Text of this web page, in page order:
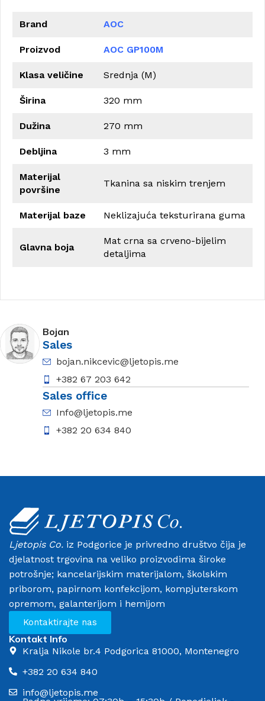
Brand AOC
Proizvod AOC GP100M
Klasa veličine Srednja (M)
Širina 320 mm
Dužina 270 mm
Debljina 3 mm
Materijal
površine
Tkanina sa niskim trenjem
Materijal baze Neklizajuća teksturirana guma
Glavna boja
Mat crna sa crveno-bijelim
detaljima
Bojan
Sales
bojan.nikcevic@ljetopis.me
+382 67 203 642
Sales office
Info@ljetopis.me
+382 20 634 840
Ljetopis Co. iz Podgorice je privredno društvo čija je
djelatnost trgovina na veliko proizvodima široke
potrošnje; kancelarijskim materijalom, školskim
priborom, papirnom konfekcijom, kompjuterskom
opremom, galanterijom i hemijom
Kontaktirajte nas
Kontakt Info
Kralja Nikole br.4 Podgorica 81000, Montenegro
+382 20 634 840
info@ljetopis.me